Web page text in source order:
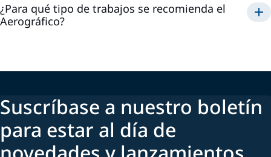
¿Para qué tipo de trabajos se recomienda el
Aerográfico?
Suscríbase a nuestro boletín
para estar al día de